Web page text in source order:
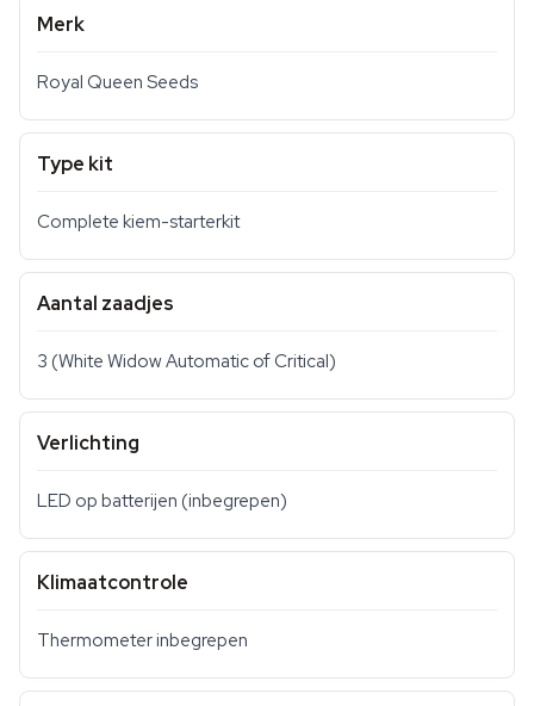
Merk
Royal Queen Seeds
Type kit
Complete kiem-starterkit
Aantal zaadjes
3 (White Widow Automatic of Critical)
Verlichting
LED op batterijen (inbegrepen)
Klimaatcontrole
Thermometer inbegrepen